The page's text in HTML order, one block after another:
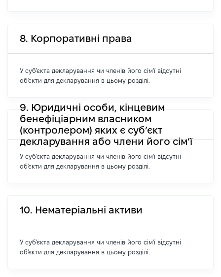
8. Корпоративні права
У суб'єкта декларування чи членів його сім'ї відсутні
об'єкти для декларування в цьому розділі.
9. Юридичні особи, кінцевим
бенефіціарним власником
(контролером) яких є суб’єкт
декларування або члени його сім’ї
У суб'єкта декларування чи членів його сім'ї відсутні
об'єкти для декларування в цьому розділі.
10. Нематеріальні активи
У суб'єкта декларування чи членів його сім'ї відсутні
об'єкти для декларування в цьому розділі.